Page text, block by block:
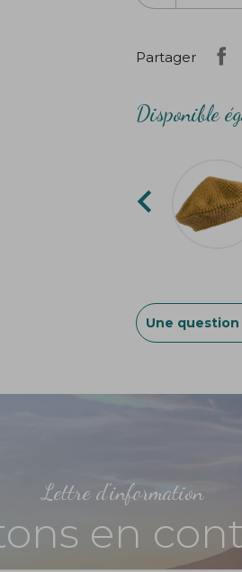
Partager
Disponible

Une
Lettre d'information
en